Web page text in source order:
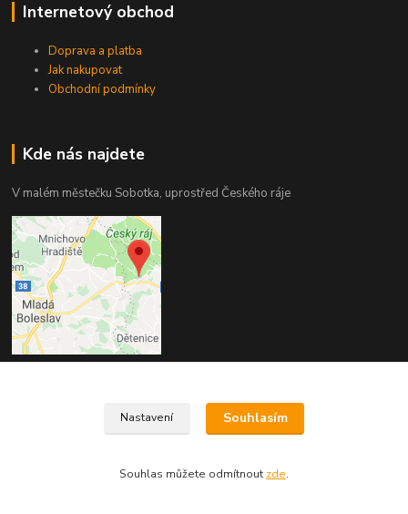
Internetový obchod
Doprava a platba
Jak nakupovat
Obchodní podmínky
Kde nás najdete
V malém městečku Sobotka, uprostřed Českého ráje
+420 775 344 707
Nastavení Souhlasím
Souhlas můžete odmítnout zde.